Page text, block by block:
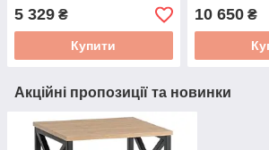
5 329 ₴
Купити
10 650₴
Акційні пропозиції та новинки